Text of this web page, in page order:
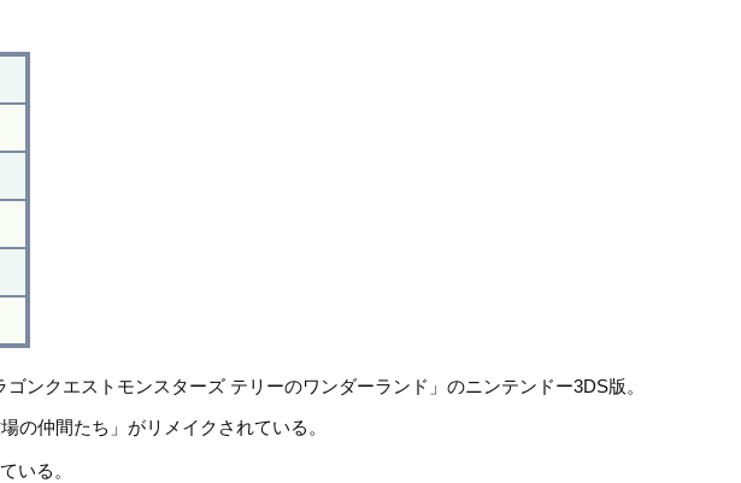
ンクエストモンスターズ テリーのワンダーランド」のニンテンドー3DS版。
の仲間たち」がリメイクされている。
いる。